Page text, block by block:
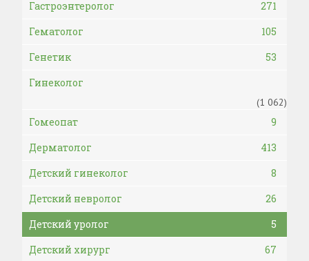
Гастроэнтеролог
271
Гематолог
105
Генетик
53
Гинеколог
(1 062)
Гомеопат
9
Дерматолог
413
Детский гинеколог
8
Детский невролог
26
Детский уролог
5
Детский хирург
67